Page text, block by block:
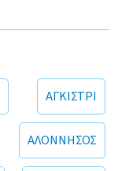
ΑΓΚΙΣΤΡΙ
ΑΛΟΝΝΗΣΟΣ